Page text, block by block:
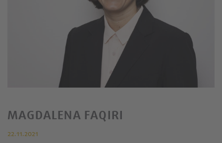
MAGDALENA FAQIRI
22.11.2021